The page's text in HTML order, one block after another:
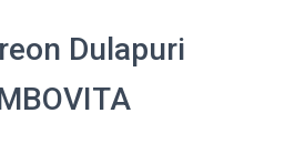
Dulapuri